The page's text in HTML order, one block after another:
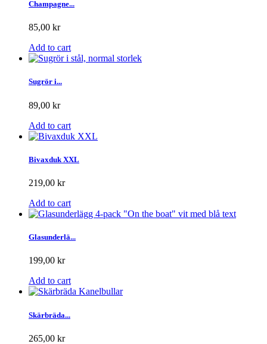
Champagne...
85,00 kr
Add to cart
Sugrör i...
89,00 kr
Add to cart
Bivaxduk XXL
219,00 kr
Add to cart
Glasunderlä...
199,00 kr
Add to cart
Skärbräda...
265,00 kr